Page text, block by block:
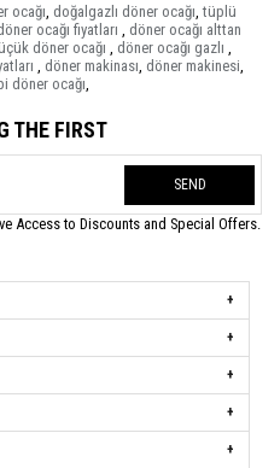
ocağı doğalgazlı döner ocağı tüplü
ocağı fiyatları
döner ocağı alttan
döner ocağı döner ocağı gazlı
döner makinası döner makinesi
döner ocağı
THE FIRST
SEND
Access to Discounts and Special Offers.